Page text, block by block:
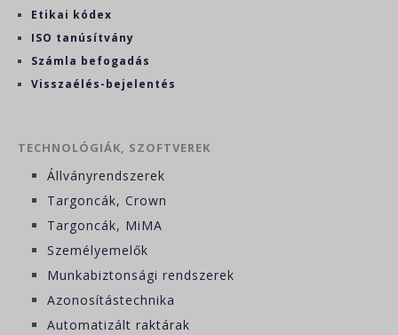
Etikai kódex
ISO tanúsítvány
Számla befogadás
Visszaélés-bejelentés
TECHNOLÓGIÁK, SZOFTVEREK
Állványrendszerek
Targoncák, Crown
Targoncák, MiMA
Személyemelők
Munkabiztonsági rendszerek
Azonosítástechnika
Automatizált raktárak